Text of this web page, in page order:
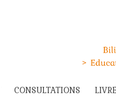
CONSULTATIONS LIVRE